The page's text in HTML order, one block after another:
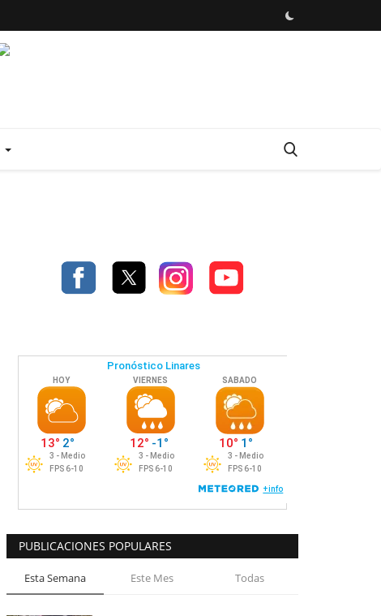
PUBLICACIONES POPULARES
Esta Semana Este Mes Todas